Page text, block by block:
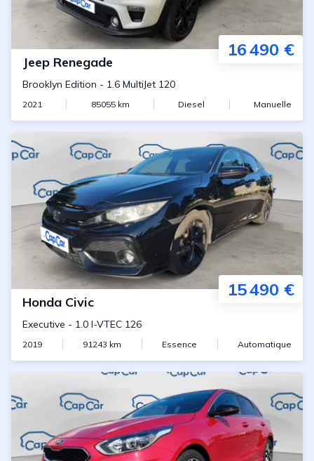
16 490 €
Jeep Renegade
Brooklyn Edition - 1.6 MultiJet 120
2021 85055km Diesel Manuelle
15 490 €
Honda Civic
Executive - 1.0 I-VTEC 126
2019 91243 km Essence Automatique